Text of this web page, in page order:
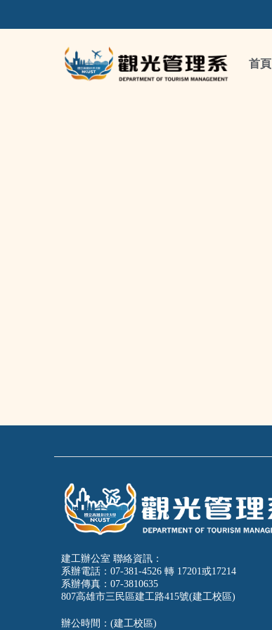
首頁
建工辦公室 聯絡資訊：
系辦電話：07-381-4526 轉 17201或17214
系辦傳真：07-3810635
807高雄市三民區建工路415號(建工校區)
辦公時間：(建工校區)